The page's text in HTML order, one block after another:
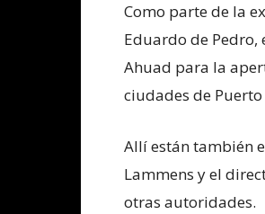
Como parte de la
Eduardo de Pedro,
Ahuad para la
ciudades de
Allí están también
Lammens y el
otras autoridades.